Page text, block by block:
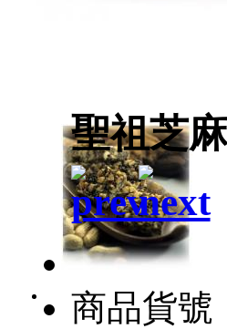
聖祖芝
商品貨號